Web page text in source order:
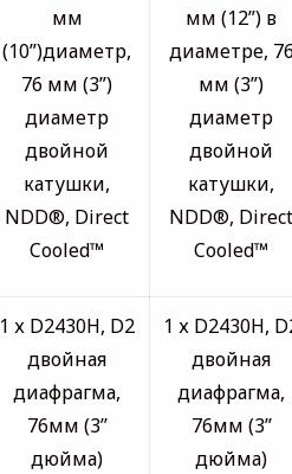
мм
(10”)диаметр,
76 мм (3”)
диаметр
двойной
катушки,
NDD®, Direct
Cooled™
мм (12”) в
диаметре,
мм (3”)
диаметр
двойной
катушки,
NDD®,
Cooled™
1 х D2430H, D2
двойная
диафрагма,
76мм (3’’
дюйма)
1 х D2430H,
двойная
диафрагма,
76мм (3’’
дюйма)